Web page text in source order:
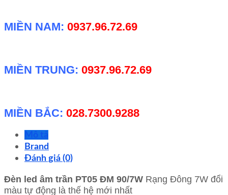
MIỀN NAM: 0937.96.72.69
MIỀN TRUNG: 0937.96.72.69
MIỀN BẮC: 028.7300.9288
Mô tả
Brand
Đánh giá (0)
Đèn led âm trần PT05 ĐM 90/7W Rạng Đông 7W đổi
màu tự động là thế hệ mới nhất